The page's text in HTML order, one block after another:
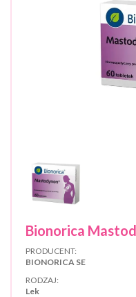
Bionorica
PRODUCENT:
BIONORICA SE
RODZAJ:
Lek